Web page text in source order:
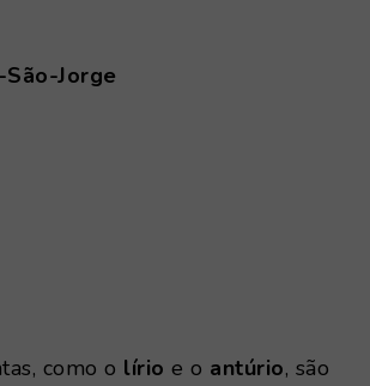
Jorge
como o lírio e o antúrio, são